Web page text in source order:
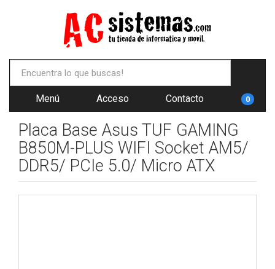
Menú Acceso Contacto 0
Placa Base Asus TUF GAMING
B850M-PLUS WIFI Socket AM5/
DDR5/ PCIe 5.0/ Micro ATX